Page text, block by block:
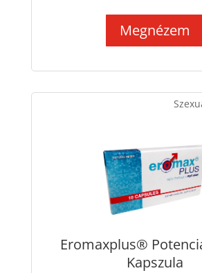
Megnézem
Eromaxplus®
Kapszula